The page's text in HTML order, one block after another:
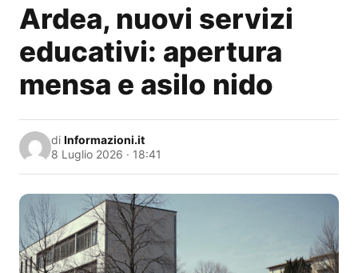
Ardea, nuovi servizi
educativi: apertura
mensa e asilo nido
di Informazioni.it
8 Luglio 2026 · 18:41